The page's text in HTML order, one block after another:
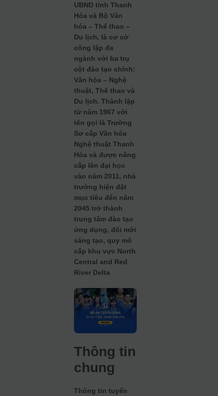
UBND tỉnh Thanh
Hóa và Bộ Văn
hóa – Thể thao –
Du lịch, là cơ sở
công lập đa
ngành với ba trụ
cột đào tạo chính:
Văn hóa – Nghệ
thuật, Thể thao và
Du lịch. Thành lập
từ năm 1967 với
tên gọi là Trường
Sơ cấp Văn hóa
Nghệ thuật Thanh
Hóa và được nâng
cấp lên đại học
vào năm 2011, nhà
trường hiện đặt
mục tiêu đến năm
2045 trở thành
trung tâm đào tạo
ứng dụng, đổi mới
sáng tạo, quy mô
cấp khu vực North
Central and Red
River Delta
Thông tin
chung
Thông tin tuyển